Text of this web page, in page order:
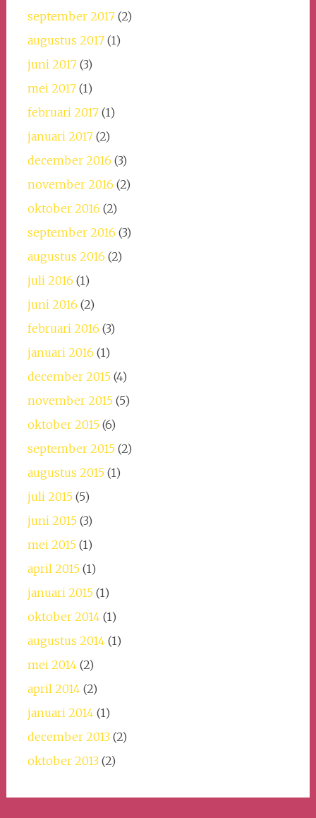
september 2017(2)
augustus 2017(1)
juni 2017(3)
mei 2017(1)
februari 2017(1)
januari 2017(2)
december 2016 (3)
november 2016 (2)
oktober 2016 (2)
september 2016 (3)
augustus 2016 (2)
juli 2016 (1)
juni 2016 (2)
februari 2016 (3)
januari 2016 (1)
december 2015(4)
november 2015(5)
oktober 2015(6)
september 2015(2)
augustus 2015(1)
juli 2015(5)
juni 2015(3)
mei 2015(1)
april 2015(1)
januari 2015(1)
oktober 2014(1)
augustus 2014(1)
mei 2014(2)
april 2014(2)
januari 2014(1)
december 2013(2)
oktober 2013(2)